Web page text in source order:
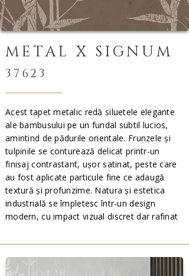
METAL X SIGNUM
37623
Acest tapet metalic redă siluetele elegante
ale bambusului pe un fundal subtil lucios,
amintind de pădurile orientale. Frunzele și
tulpinile se conturează delicat printr-un
finisaj contrastant, ușor satinat, peste care
au fost aplicate particule fine ce adaugă
textură și profunzime. Natura și estetica
industrială se împletesc într-un design
modern, cu impact vizual discret dar rafinat